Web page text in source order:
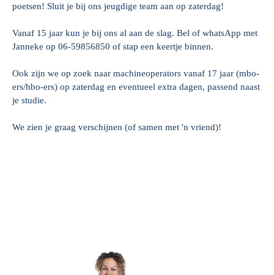
poetsen! Sluit je bij ons jeugdige team aan op zaterdag!
Vanaf 15 jaar kun je bij ons al aan de slag. Bel of whatsApp met
Janneke op 06-59856850 of stap een keertje binnen.
Ook zijn we op zoek naar machineoperators vanaf 17 jaar (mbo-
ers/hbo-ers) op zaterdag en eventueel extra dagen, passend naast
je studie.
We zien je graag verschijnen (of samen met 'n vriend)!